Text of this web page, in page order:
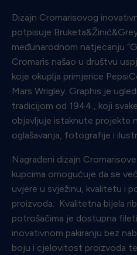
Dizajn Cromarisovog
potpisuje
međunarodnom natjecanju
Cromaris našao u društvu
koje okuplja primjerice
Mars Wrigley. Graphis je
tradicijom od 1944., koji
objavljuje istaknute projekte
oglašavanja, fotografije i
Nagrađeni dizajn
kupcima omogućuje da se
uvjere u svježinu, kvalitetu i
proizvoda. Kvalitetna bijela
potrošačima je dostupna
inovativnom pakiranju bez
boju i cjelovitost proizvoda